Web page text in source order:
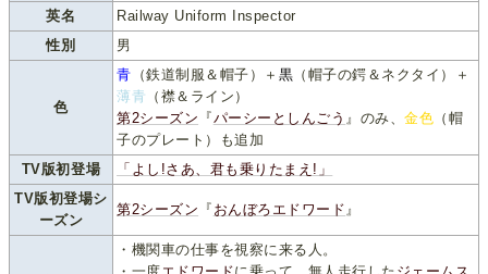
英名
Railway Uniform Inspector
性別
男
色
青 （鉄道制服＆帽子）＋ 黒 （帽子の鍔＆ネクタイ）＋
薄青 （襟＆ライン）
第2シーズン 『パーシーとしんごう 』のみ、金色 （帽
子のプレート）も追加
TV版初登場
「よし!さあ、君も乗りたまえ!」
TV版初登場シ
ーズン
第2シーズン 『 おんぼろエドワード 』
・機関車の仕事を視察に来る人。
・一度エドワードに乗って、無人走行した ジェームス